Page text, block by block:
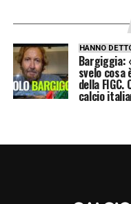
FINE
Domenica 23
La Lega di Serie
richieste
HANNO
Bargiggia:
svelo cosa
della
calcio